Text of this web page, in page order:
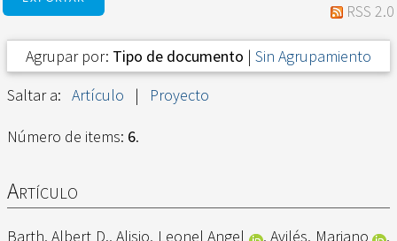
RSS 2.0
Agrupar por: Tipo de documento | Sin Agrupamiento
Saltar a: Artículo | Proyecto
Número de items: 6.
Artículo
Barth, Albert D.,Alisio, Leonel Angel ,Avilés, Mariano
,